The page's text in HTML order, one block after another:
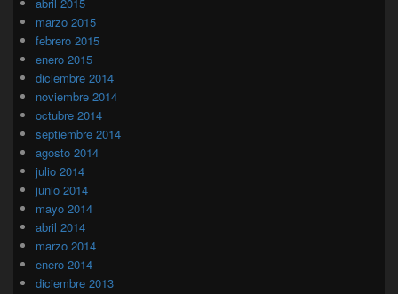
marzo 2015
febrero 2015
enero 2015
diciembre 2014
noviembre 2014
octubre 2014
septiembre 2014
agosto 2014
julio 2014
junio 2014
mayo 2014
abril 2014
marzo 2014
enero 2014
diciembre 2013